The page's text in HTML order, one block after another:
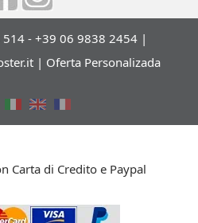
- +39 06 9838 2454 |
| Oferta Personalizada
Carta di Credito e Paypal